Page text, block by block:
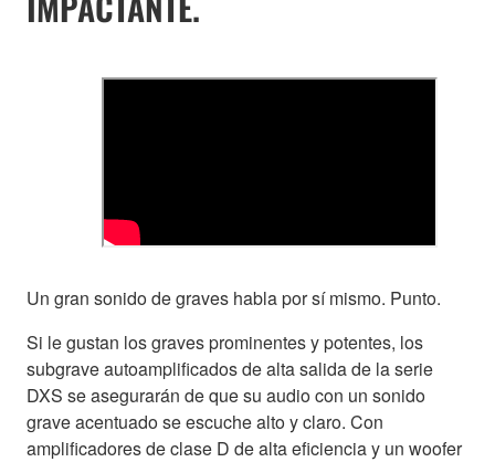
Un gran sonido de graves habla por sí mismo. Punto.
Si le gustan los graves prominentes y potentes, los
subgrave autoamplificados de alta salida de la serie
DXS se asegurarán de que su audio con un sonido
grave acentuado se escuche alto y claro. Con
amplificadores de clase D de alta eficiencia y un woofer